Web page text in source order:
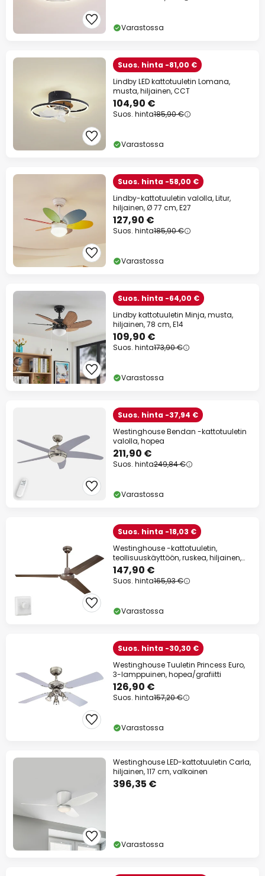
Varastossa
Suos. hinta -81,00 €
Lindby LED kattotuuletin Lomana,
musta, hiljainen, CCT
104,90 €
Suos. hinta185,90 €
Varastossa
Suos. hinta -58,00 €
Lindby-kattotuuletin valolla, Litur,
hiljainen, Ø 77 cm, E27
127,90 €
Suos. hinta185,90 €
Varastossa
Suos. hinta -64,00 €
Lindby kattotuuletin Minja, musta,
hiljainen, 78 cm, E14
109,90 €
Suos. hinta173,90 €
Varastossa
Suos. hinta -37,94 €
Westinghouse Bendan -kattotuuletin
valolla, hopea
211,90 €
Suos. hinta249,84 €
Varastossa
Suos. hinta -18,03 €
Westinghouse -kattotuuletin,
teollisuuskäyttöön, ruskea, hiljainen,
142 cm
147,90 €
Suos. hinta165,93 €
Varastossa
Suos. hinta -30,30 €
Westinghouse Tuuletin Princess Euro,
3-lamppuinen, hopea/grafiitti
126,90 €
Suos. hinta157,20 €
Varastossa
Westinghouse LED-kattotuuletin Carla,
hiljainen, 117 cm, valkoinen
396,35 €
Varastossa